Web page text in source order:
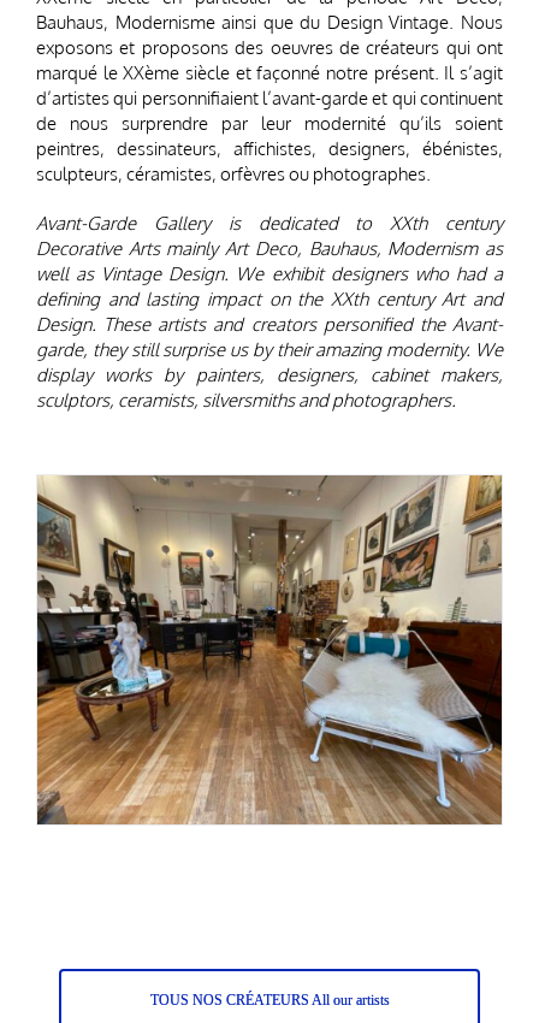
Avant-Garde Gallery est dédiée aux Arts Décoratifs du
XXème siècle en particulier de la période Art Déco,
Bauhaus, Modernisme ainsi que du Design Vintage. Nous
exposons et proposons des oeuvres de créateurs qui ont
marqué le XXème siècle et façonné notre présent. Il s’agit
d’artistes qui personnifiaient l’avant-garde et qui continuent
de nous surprendre par leur modernité qu’ils soient
sculpteurs, céramistes, orfèvres ou photographes.
Avant-Garde Gallery is dedicated to XXth century
Decorative Arts mainly Art Deco, Bauhaus, Modernism as
well as Vintage Design. We exhibit designers who had a
defining and lasting impact on the XXth century Art and
Design. These artists and creators personified the Avant-
garde, they still surprise us by their amazing modernity. We